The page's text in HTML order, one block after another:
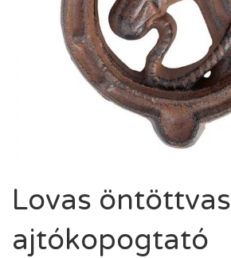
Lovas öntöttvas
ajtókopogtató